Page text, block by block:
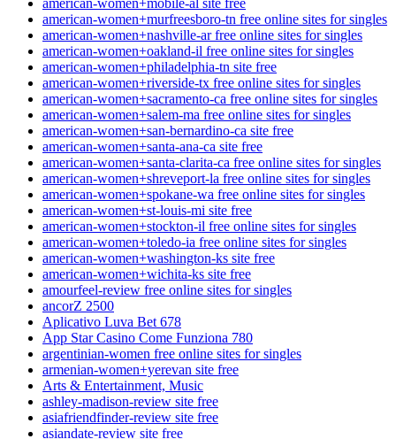
american-women+mobile-al site free
american-women+murfreesboro-tn free online sites for singles
american-women+nashville-ar free online sites for singles
american-women+oakland-il free online sites for singles
american-women+philadelphia-tn site free
american-women+riverside-tx free online sites for singles
american-women+sacramento-ca free online sites for singles
american-women+salem-ma free online sites for singles
american-women+san-bernardino-ca site free
american-women+santa-ana-ca site free
american-women+santa-clarita-ca free online sites for singles
american-women+shreveport-la free online sites for singles
american-women+spokane-wa free online sites for singles
american-women+st-louis-mi site free
american-women+stockton-il free online sites for singles
american-women+toledo-ia free online sites for singles
american-women+washington-ks site free
american-women+wichita-ks site free
amourfeel-review free online sites for singles
ancorZ 2500
Aplicativo Luva Bet 678
App Star Casino Come Funziona 780
argentinian-women free online sites for singles
armenian-women+yerevan site free
Arts & Entertainment, Music
ashley-madison-review site free
asiafriendfinder-review site free
asiandate-review site free